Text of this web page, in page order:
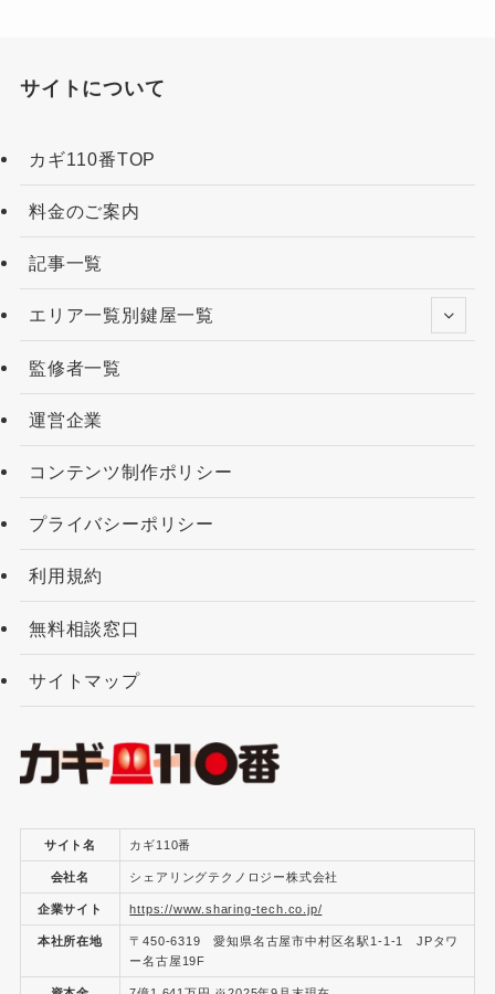
サイトについて
カギ110番TOP
料金のご案内
記事一覧
エリア一覧別鍵屋一覧
監修者一覧
運営企業
コンテンツ制作ポリシー
プライバシーポリシー
利用規約
無料相談窓口
サイトマップ
サイト名 カギ110番
会社名 シェアリングテクノロジー株式会社
企業サイト https://www.sharing-tech.co.jp/
本社所在地
〒450-6319 愛知県名古屋市中村区名駅1-1-1 JPタワ
ー名古屋19F